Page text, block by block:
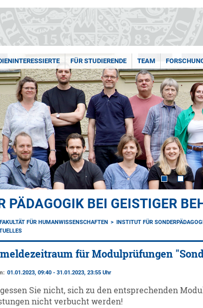
FÜR STUDIERENDE TEAM
PÄDAGOGIK BEI GEISTIGER
FAKULTÄT FÜR HUMANWISSENSCHAFTEN INSTITUT FÜR
für Modulprüfungen
01.01.2023, 09:40 - 31.01.2023, 23:55 Uhr
Sie nicht, sich zu den entsprechenden
nicht verbucht werden!